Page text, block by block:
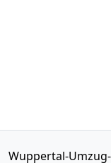
Wuppertal-